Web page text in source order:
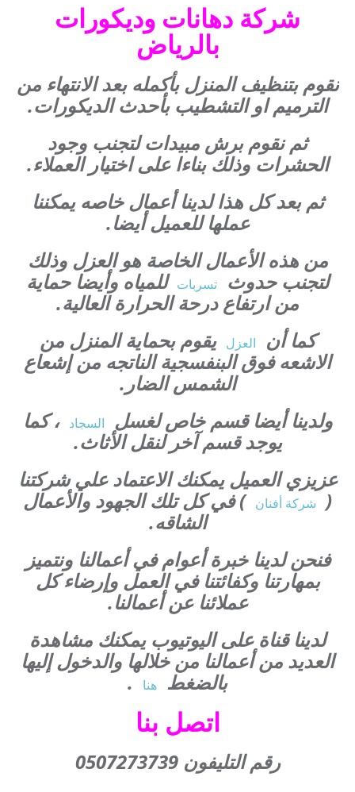
شركة دهانات وديكورات
بالرياض
نقوم بتنظيف المنزل بأكمله بعد الانتهاء من
الترميم او التشطيب بأحدث الديكورات.
ثم نقوم برش مبيدات لتجنب وجود
الحشرات وذلك بناءا على اختيار العملاء.
ثم بعد كل هذا لدينا أعمال خاصه يمكننا
عملها للعميل أيضا.
من هذه الأعمال الخاصة هو العزل وذلك
لتجنب حدوث
تسربات للمياه وأيضا حماية
من ارتفاع درحة الحرارة العالية.
كما أن
العزل يقوم بحماية المنزل من
الاشعه فوق البنفسجية الناتجه من إشعاع
الشمس الضار.
ولدينا أيضا قسم خاص لغسل
السجاد ، كما
يوجد قسم آخر لنقل الأثاث.
عزيزي العميل يمكنك الاعتماد علي شركتنا
(
شركة أفنان ) في كل تلك الجهود والأعمال
الشاقه.
فنحن لدينا خبرة أعوام في أعمالنا ونتميز
بمهارتنا وكفائتنا في العمل وإرضاء كل
عملائنا عن أعمالنا.
لدينا قناة على اليوتيوب يمكنك مشاهدة
العديد من أعمالنا من خلالها والدخول إليها
بالضغط هنا .
اتصل بنا
رقم التليفون 0507273739